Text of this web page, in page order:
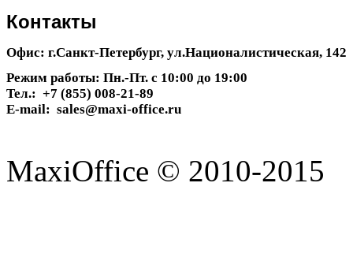
Контакты
Офис: г.Санкт-Петербург, ул.Националистическая, 142
Режим работы: Пн.-Пт. с 10:00 до 19:00
Тел.: +7 (855) 008-21-89
E-mail: sales@maxi-office.ru
MaxiOffice © 2010-2015